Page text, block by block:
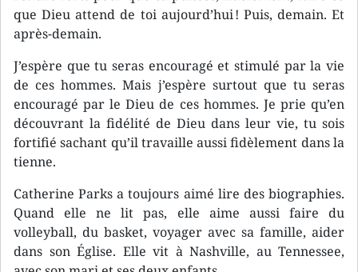
que Dieu attend de toi aujourd’hui ! Puis, demain. Et
après-demain.
J’espère que tu seras encouragé et stimulé par la vie
de ces hommes. Mais j’espère surtout que tu seras
encouragé par le Dieu de ces hommes. Je prie qu’en
découvrant la fidélité de Dieu dans leur vie, tu sois
fortifié sachant qu’il travaille aussi fidèlement dans la
tienne.
Catherine Parks a toujours aimé lire des biographies.
Quand elle ne lit pas, elle aime aussi faire du
volleyball, du basket, voyager avec sa famille, aider
dans son Église. Elle vit à Nashville, au Tennessee,